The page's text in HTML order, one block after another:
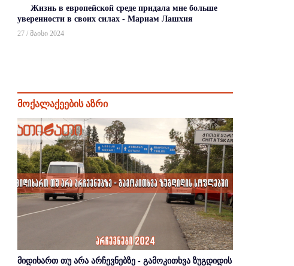
Жизнь в европейской среде придала мне больше
уверенности в своих силах - Мариам Лашхия
27 / მაისი 2024
მოქალაქეების აზრი
მიდიხართ თუ არა არჩევნებზე - გამოკითხვა ზუგდიდის